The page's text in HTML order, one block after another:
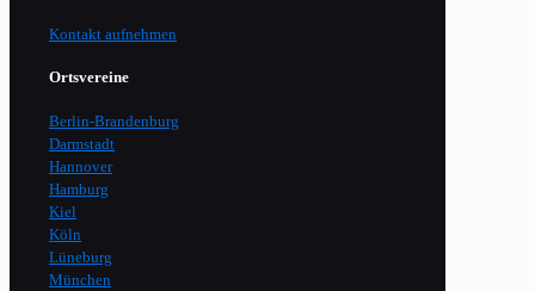
Kontakt aufnehmen
Ortsvereine
Berlin-Brandenburg
Darmstadt
Hannover
Hamburg
Kiel
Köln
Lüneburg
München